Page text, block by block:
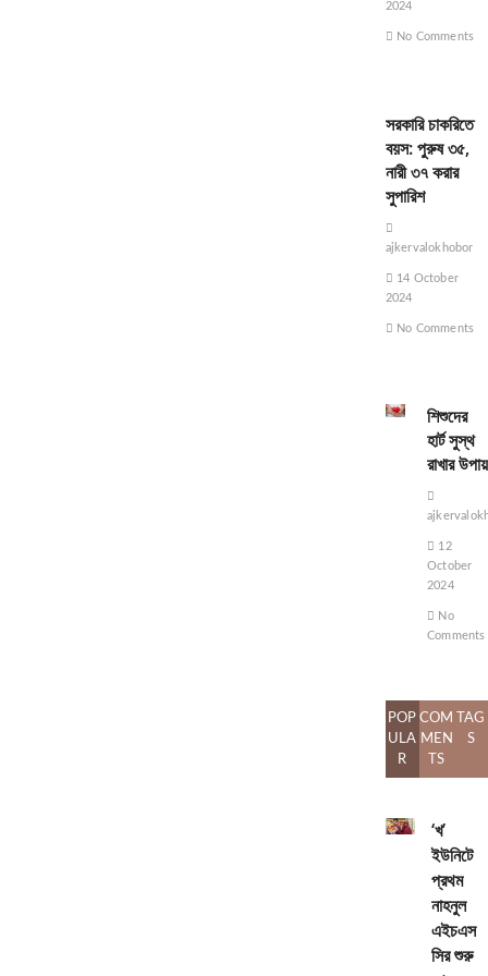
2024
No Comments
সরকারি চাকরিতে
বয়স: পুরুষ ৩৫,
নারী ৩৭ করার
সুপারিশ
ajkervalokhobor
14 October
2024
No Comments
শিশুদের
হার্ট সুস্থ
রাখার উপায়
12
October
2024
No
Comments
POP
ULA
R
COM
MEN
TS
TAG
S
‘খ’
ইউনিটে
প্রথম
নাহনুল
এইচএস
সির শুরু